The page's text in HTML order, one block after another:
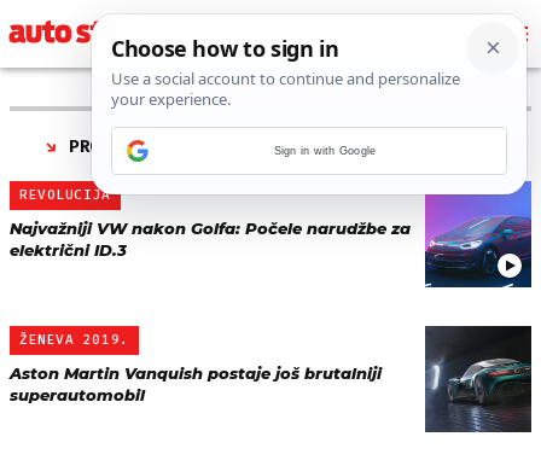
PRONAĐENO 3 REZULTATA ZA TAG “
REVOLUCIJA
Najvažniji VW nakon Golfa: Počele narudžbe za
električni ID.3
ŽENEVA 2019.
Aston Martin Vanquish postaje još brutalniji
superautomobil
Sign in with Google